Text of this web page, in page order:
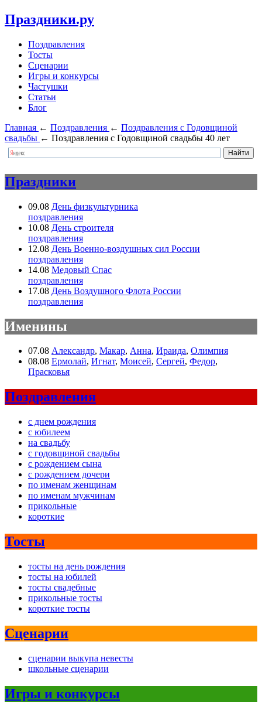
Праздники.ру
Поздравления
Тосты
Сценарии
Игры и конкурсы
Частушки
Статьи
Блог
Главная ← Поздравления ← Поздравления с Годовщиной
свадьбы ← Поздравления с Годовщиной свадьбы 40 лет
Праздники
09.08 День физкультурника
поздравления
10.08 День строителя
поздравления
12.08 День Военно-воздушных сил России
поздравления
14.08 Медовый Спас
поздравления
17.08 День Воздушного Флота России
поздравления
Именины
07.08 Александр, Макар, Анна, Ираида, Олимпия
08.08 Ермолай, Игнат, Моисей, Сергей, Федор,
Прасковья
Поздравления
с днем рождения
с юбилеем
на свадьбу
с годовщиной свадьбы
с рождением сына
с рождением дочери
по именам женщинам
по именам мужчинам
прикольные
короткие
Тосты
тосты на день рождения
тосты на юбилей
тосты свадебные
прикольные тосты
короткие тосты
Сценарии
сценарии выкупа невесты
школьные сценарии
Игры и конкурсы